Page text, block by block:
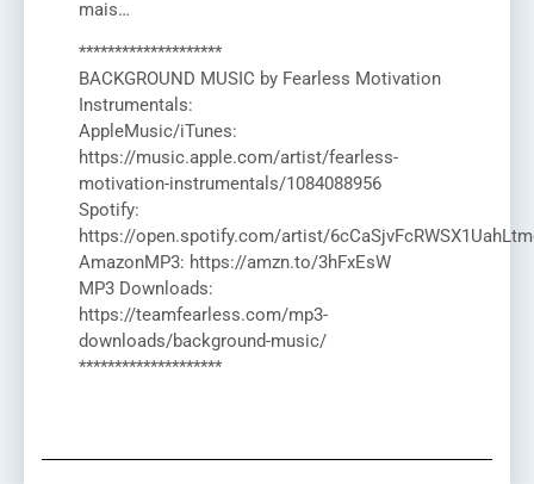
mais…
********************
BACKGROUND MUSIC by Fearless Motivation
Instrumentals:
AppleMusic/iTunes:
https://music.apple.com/artist/fearless-
motivation-instrumentals/1084088956
Spotify:
https://open.spotify.com/artist/
AmazonMP3: https://amzn.to/3hFxEsW
MP3 Downloads:
https://teamfearless.com/mp3-
downloads/background-music/
********************